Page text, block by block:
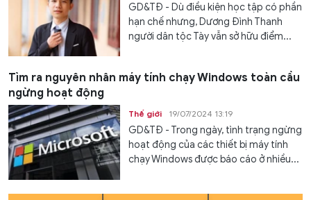
GD&TĐ - Dù điều kiện học tập có phần
hạn chế nhưng, Dương Đình Thanh
người dân tộc Tày vẫn sở hữu điểm...
Tìm ra nguyên nhân máy tính chạy Windows toàn cầu
ngừng hoạt động
Thế giới 19/07/2024 13:19
GD&TĐ - Trong ngày, tình trạng ngừng
hoạt động của các thiết bị máy tính
chạy Windows được báo cáo ở nhiều...